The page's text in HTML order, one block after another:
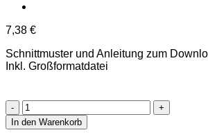
7,38 €
Schnittmuster und Anleitung zum
Inkl. Großformatdatei
Mona
Shirt
Kleid
In den Warenkorb